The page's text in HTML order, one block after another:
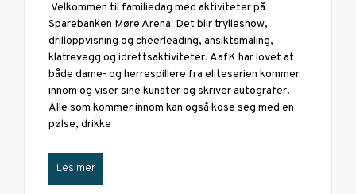
Velkommen til familiedag med aktiviteter på
Sparebanken Møre Arena Det blir trylleshow,
drilloppvisning og cheerleading, ansiktsmaling,
klatrevegg og idrettsaktiviteter. AafK har lovet at
både dame- og herrespillere fra eliteserien kommer
innom og viser sine kunster og skriver autografer.
Alle som kommer innom kan også kose seg med en
pølse, drikke
Les mer